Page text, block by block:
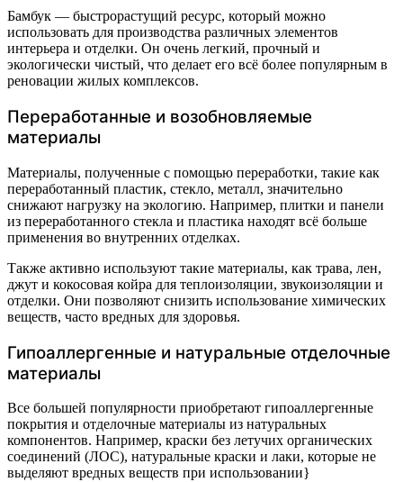
Бамбук — быстрорастущий ресурс, который можно
использовать для производства различных элементов
интерьера и отделки. Он очень легкий, прочный и
экологически чистый, что делает его всё более популярным в
реновации жилых комплексов.
Переработанные и возобновляемые
материалы
Материалы, полученные с помощью переработки, такие как
переработанный пластик, стекло, металл, значительно
снижают нагрузку на экологию. Например, плитки и панели
из переработанного стекла и пластика находят всё больше
применения во внутренних отделках.
Также активно используют такие материалы, как трава, лен,
джут и кокосовая койра для теплоизоляции, звукоизоляции и
отделки. Они позволяют снизить использование химических
веществ, часто вредных для здоровья.
Гипоаллергенные и натуральные отделочные
материалы
Все большей популярности приобретают гипоаллергенные
покрытия и отделочные материалы из натуральных
компонентов. Например, краски без летучих органических
соединений (ЛОС), натуральные краски и лаки, которые не
выделяют вредных веществ при использовании}